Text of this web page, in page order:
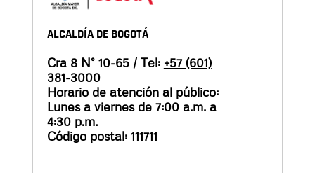
ALCALDÍA DE BOGOTÁ
Cra 8 N° 10-65 / Tel: +57 (601)
381-3000
Horario de atención al público:
Lunes a viernes de 7:00 a.m. a
4:30 p.m.
Código postal: 111711